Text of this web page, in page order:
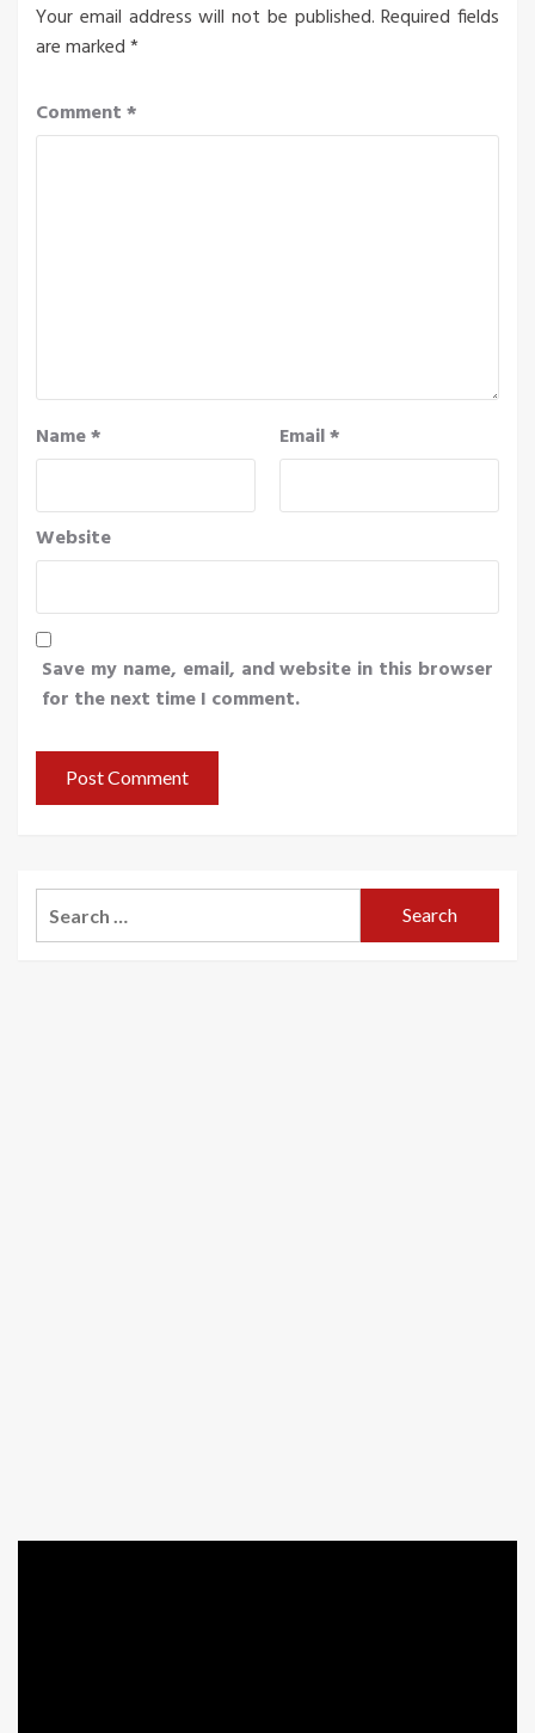
Your email address will not be published. Required fields
are marked*
Comment*
Name* Email*
Website
Save my name, email, and website in this browser
for the next time I comment.
for: